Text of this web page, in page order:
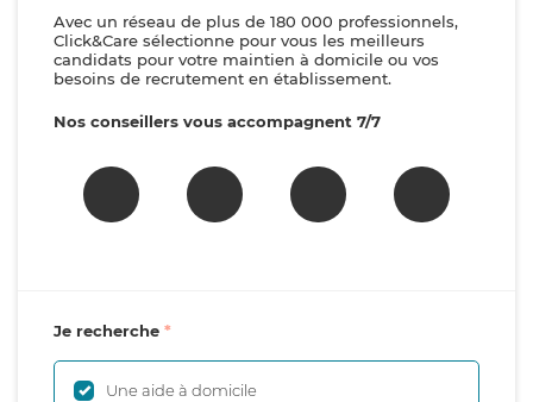
Avec un réseau de plus de 180 000 professionnels,
Click&Care sélectionne pour vous les meilleurs
candidats pour votre maintien à domicile ou vos
besoins de recrutement en établissement.
Nos conseillers vous accompagnent 7/7
Je recherche
Une aide à domicile